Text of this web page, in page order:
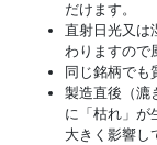
だけます。
直射日光又は
わりますので
同じ銘柄でも
製造直後（漉
に「枯れ」が
大きく影響し